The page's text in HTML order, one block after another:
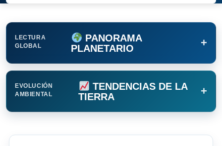
LECTURA
GLOBAL
PANORAMA
PLANETARIO
+
EVOLUCIÓN
AMBIENTAL
TENDENCIAS DE LA
TIERRA
+